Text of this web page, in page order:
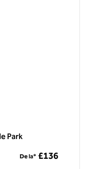
Park
De la* £136